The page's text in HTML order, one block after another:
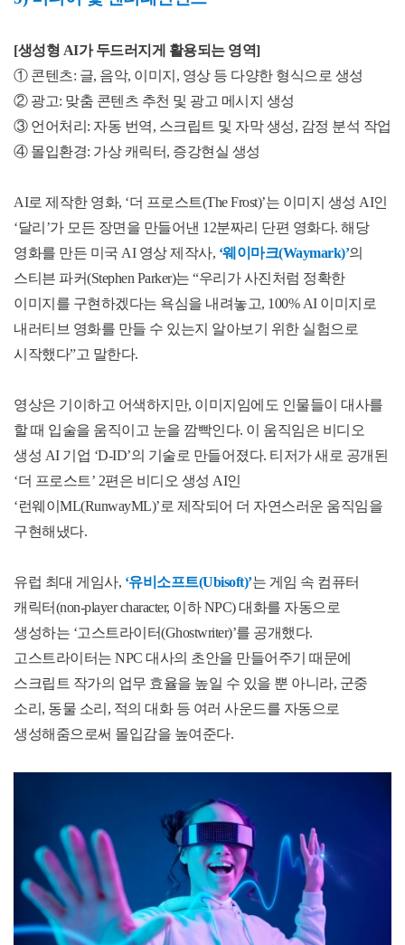
[생성형 AI가 두드러지게 활용되는 영역]
① 콘텐츠: 글, 음악, 이미지 , 영상 등 다양한 형식으로 생성
② 광고: 맞춤 콘텐츠 추천 및 광고 메시지 생성
③ 언어처리 : 자동 번역, 스크립트 및 자막 생성, 감정 분석 작업
④ 몰입환경: 가상 캐릭터, 증강현실 생성
AI로 제작한 영화, ‘더 프로스트(The Frost)’는 이미지 생성 AI인
‘달리 ’가 모든 장면을 만들어낸 12분짜리 단편 영화다. 해당
영화를 만든 미국 AI 영상 제작사, ‘웨이마크(Waymark)’의
스티븐 파커(Stephen Parker)는 “우리가 사진처럼 정확한
이미지를 구현하겠다는 욕심을 내려놓고, 100% AI 이미지로
내러티브 영화를 만들 수 있는지 알아보기 위한 실험으로
시작했다”고 말한다.
영상은 기이하고 어색하지만, 이미지임에도 인물들이 대사를
할 때 입술을 움직이고 눈을 깜빡인다. 이 움직임은 비디오
생성 AI 기업 ‘D-ID’의 기술로 만들어졌다. 티저가 새로 공개된
‘더 프로스트’ 2편은 비디오 생성 AI인
‘런웨이 ML(RunwayML)’ 로 제작되어 더 자연스러운 움직임을
구현해냈다.
유럽 최대 게임사, ‘유비소프트(Ubisoft)’는 게임 속 컴퓨터
캐릭터(non-player character, 이하NPC)대화를 자동으로
생성하는 ‘고스트라이터(Ghostwriter)’를 공개했다.
고스트라이터는 NPC 대사의 초안을 만들어주기 때문에
스크립트 작가의 업무 효율을 높일 수 있을 뿐 아니라, 군중
소리 , 동물 소리 , 적의 대화 등 여러 사운드를 자동으로
생성해줌으로써 몰입감을 높여준다.